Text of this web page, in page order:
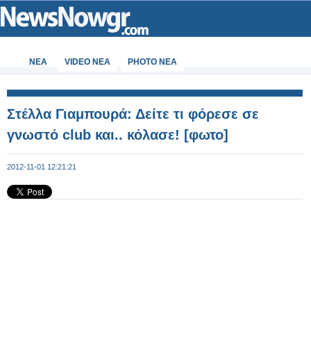
ΝΕΑ VIDEO NEA PHOTO NEA
Στέλλα Γιαμπουρά: Δείτε τι φόρεσε σε
γνωστό club και.. κόλασε! [φωτο]
2012-11-01 12:21:21